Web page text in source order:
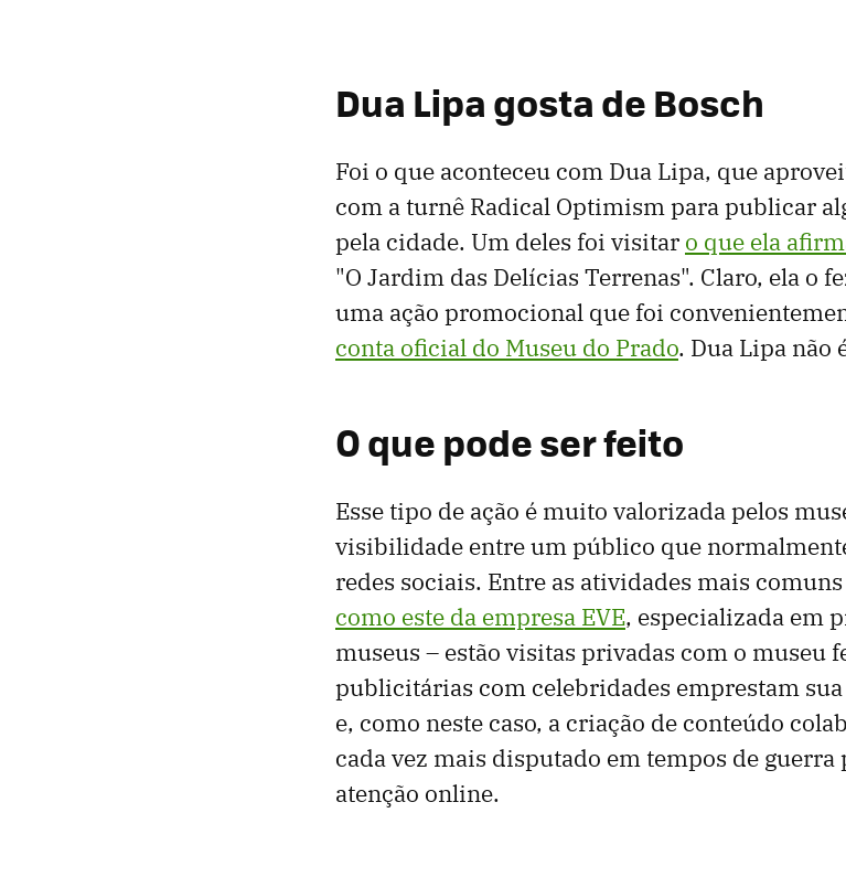
Dua Lipa gosta de Bosch
Foi o que aconteceu com Dua Lipa, que
com a turnê Radical Optimism para publicar
pela cidade. Um deles foi visitar o que ela
"O Jardim das Delícias Terrenas". Claro, ela o
uma ação promocional que foi
conta oficial do Museu do Prado. Dua Lipa não
O que pode ser feito
Esse tipo de ação é muito valorizada pelos
visibilidade entre um público que
redes sociais. Entre as atividades mais
como este da empresa EVE, especializada em
museus – estão visitas privadas com o museu
publicitárias com celebridades emprestam
e, como neste caso, a criação de conteúdo
cada vez mais disputado em tempos de guerra
atenção online.